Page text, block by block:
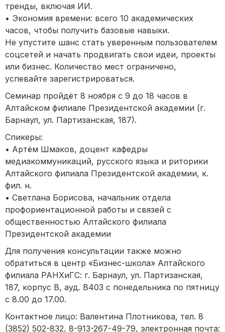
тренды, включая ИИ.
• Экономия времени: всего 10 академических
часов, чтобы получить базовые навыки.
Не упустите шанс стать уверенным пользователем
соцсетей и начать продвигать свои идеи, проекты
или бизнес. Количество мест ограничено,
успевайте зарегистрироваться.
Семинар пройдёт 8 ноября с 9 до 18 часов в
Алтайском филиале Президентской академии (г.
Барнаул, ул. Партизанская, 187).
Спикеры:
• Артём Шмаков, доцент кафедры
медиакоммуникаций, русского языка и риторики
Алтайского филиала Президентской академии, к.
фил. н.
• Светлана Борисова, начальник отдела
профориентационной работы и связей с
общественностью Алтайского филиала
Президентской академии
Для получения консультации также можно
обратиться в центр «Бизнес-школа» Алтайского
филиала РАНХиГС: г. Барнаул, ул. Партизанская,
187, корпус В, ауд. В403 с понедельника по пятницу
с 8.00 до 17.00.
Контактное лицо: Валентина Плотникова, тел. 8
(3852) 502-832, 8-913-267-49-79, электронная почта: